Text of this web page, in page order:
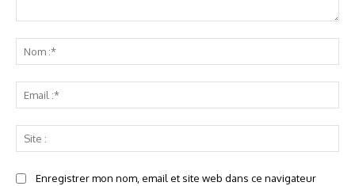
:*
:*
:
Enregistrer mon nom, email et site web dans ce navigateur